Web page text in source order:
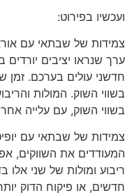
ועכשיו בפירוט:
צמידות של שבתאי עם
ערך שנראו יציבים
חדשני עולים בערכם. זמן
בשווי השוק. המולות
בשווי השוק, עם עלייה
צמידות של שבתאי עם
המעודדים את השווקים,
ריבוע ומולות של שני אלו
חדשים, או פיקוח הדוק